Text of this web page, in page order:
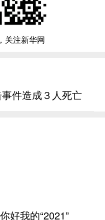
关注新华网
件造成３人死亡
好我的“2021”